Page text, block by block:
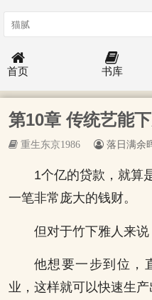
首页 书库
第10章 传统艺能下
重生东京1986 落日满余
1个亿的贷款，就算
一笔非常庞大的钱财。
但对于竹下雅人来说
他想要一步到位，
业，这样就可以快速生产